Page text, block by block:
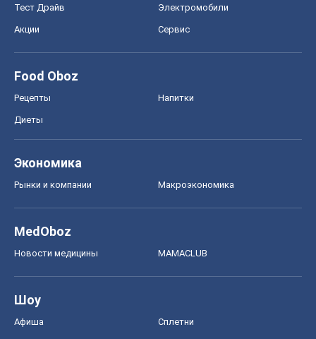
Тест Драйв Электромобили
Акции Сервис
Food Oboz
Рецепты Напитки
Диеты
Экономика
Рынки и компании Mакроэкономика
MedOboz
Новости медицины MAMACLUB
Шоу
Афиша Сплетни